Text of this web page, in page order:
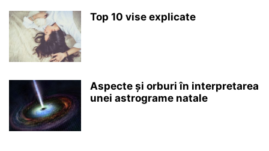
Top 10 vise explicate
Aspecte și orburi în interpretarea
unei astrograme natale